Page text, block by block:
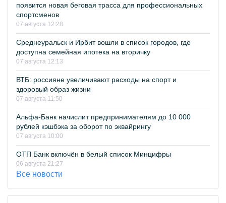
появится новая беговая трасса для профессиональных
спортсменов
07 августа 12:28
Среднеуральск и Ирбит вошли в список городов, где
доступна семейная ипотека на вторичку
07 августа 12:13
ВТБ: россияне увеличивают расходы на спорт и
здоровый образ жизни
07 августа 11:50
Альфа-Банк начислит предпринимателям до 10 000
рублей кэшбэка за оборот по эквайрингу
07 августа 10:00
ОТП Банк включён в белый список Минцифры
06 августа 21:27
Все новости